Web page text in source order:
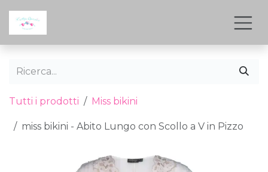
Tutti i prodotti Miss bikini
miss bikini - Abito Lungo con Scollo a V in Pizzo